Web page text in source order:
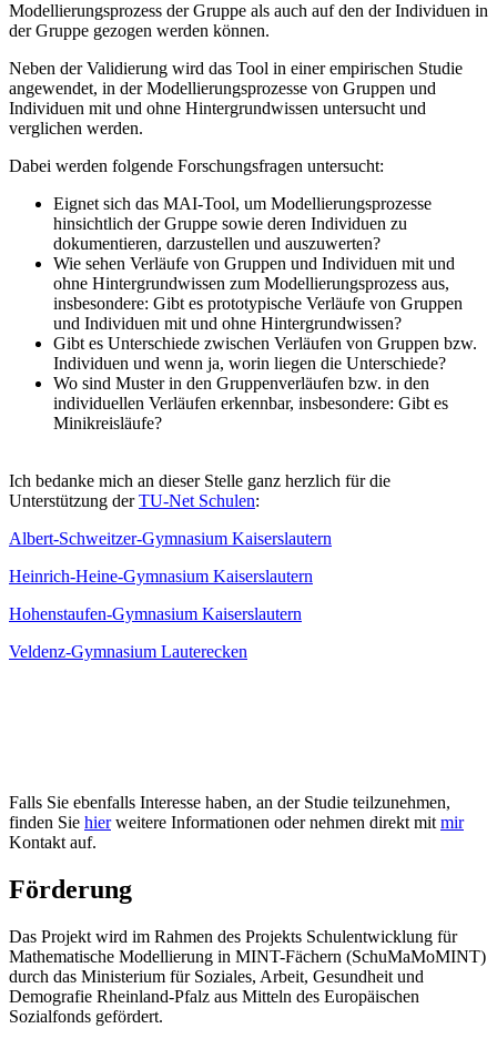
Modellierungsprozess der Gruppe als auch auf den der Individuen in
der Gruppe gezogen werden können.
Neben der Validierung wird das Tool in einer empirischen Studie
angewendet, in der Modellierungsprozesse von Gruppen und
Individuen mit und ohne Hintergrundwissen untersucht und
verglichen werden.
Dabei werden folgende Forschungsfragen untersucht:
Eignet sich das MAI-Tool, um Modellierungsprozesse
hinsichtlich der Gruppe sowie deren Individuen zu
dokumentieren, darzustellen und auszuwerten?
Wie sehen Verläufe von Gruppen und Individuen mit und
ohne Hintergrundwissen zum Modellierungsprozess aus,
insbesondere: Gibt es prototypische Verläufe von Gruppen
und Individuen mit und ohne Hintergrundwissen?
Gibt es Unterschiede zwischen Verläufen von Gruppen bzw.
Individuen und wenn ja, worin liegen die Unterschiede?
Wo sind Muster in den Gruppenverläufen bzw. in den
individuellen Verläufen erkennbar, insbesondere: Gibt es
Minikreisläufe?
Ich bedanke mich an dieser Stelle ganz herzlich für die
Unterstützung derTU-Net Schulen:
Albert-Schweitzer-Gymnasium Kaiserslautern
Heinrich-Heine-Gymnasium Kaiserslautern
Hohenstaufen-Gymnasium Kaiserslautern
Veldenz-Gymnasium Lauterecken
Falls Sie ebenfalls Interesse haben, an der Studie teilzunehmen,
finden Sie hierweitere Informationen oder nehmen direkt mit mir
Kontakt auf.
Förderung
Das Projekt wird im Rahmen des Projekts Schulentwicklung für
Mathematische Modellierung in MINT-Fächern (SchuMaMoMINT)
durch das Ministerium für Soziales, Arbeit, Gesundheit und
Demografie Rheinland-Pfalz aus Mitteln des Europäischen
Sozialfonds gefördert.